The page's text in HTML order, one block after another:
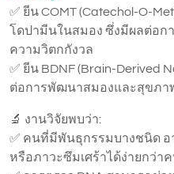
✅ ยีน COMT (Catechol-O-
โดปามีนในสมอง ซึ่งมีผลต่อก
ความวิตกกังวล
✅ ยีน BDNF (Brain-Derived
ต่อการพัฒนาสมองและสุขภา
🔬 งานวิจัยพบว่า:
✅ คนที่มีพันธุกรรมบางชนิด
หรือภาวะซึมเศร้าได้ง่ายกว่า